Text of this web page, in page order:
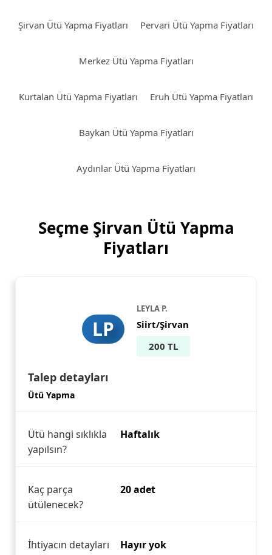
Şirvan Ütü Yapma Fiyatları Pervari Ütü Yapma Fiyatları
Merkez Ütü Yapma Fiyatları
Kurtalan Ütü Yapma Fiyatları Eruh Ütü Yapma Fiyatları
Baykan Ütü Yapma Fiyatları
Aydınlar Ütü Yapma Fiyatları
Seçme Şirvan Ütü Yapma
Fiyatları
LP
LEYLA P.
Siirt/Şirvan
200 TL
Talep detayları
Ütü Yapma
Ütü hangi sıklıkla
yapılsın?
Haftalık
Kaç parça
ütülenecek?
20 adet
İhtiyacın detayları
Hayır yok